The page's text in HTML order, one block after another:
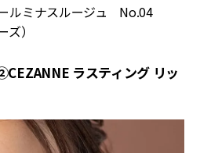
ルミナスルージュ No.04
）
ラスティング リッ